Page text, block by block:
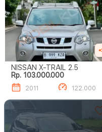
NISSAN X-TRAIL 2.5
Rp. 103.000.000
2011 122.000